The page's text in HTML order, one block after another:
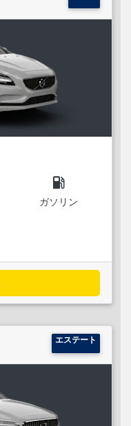
local_gas_station
ガソリン
エステート